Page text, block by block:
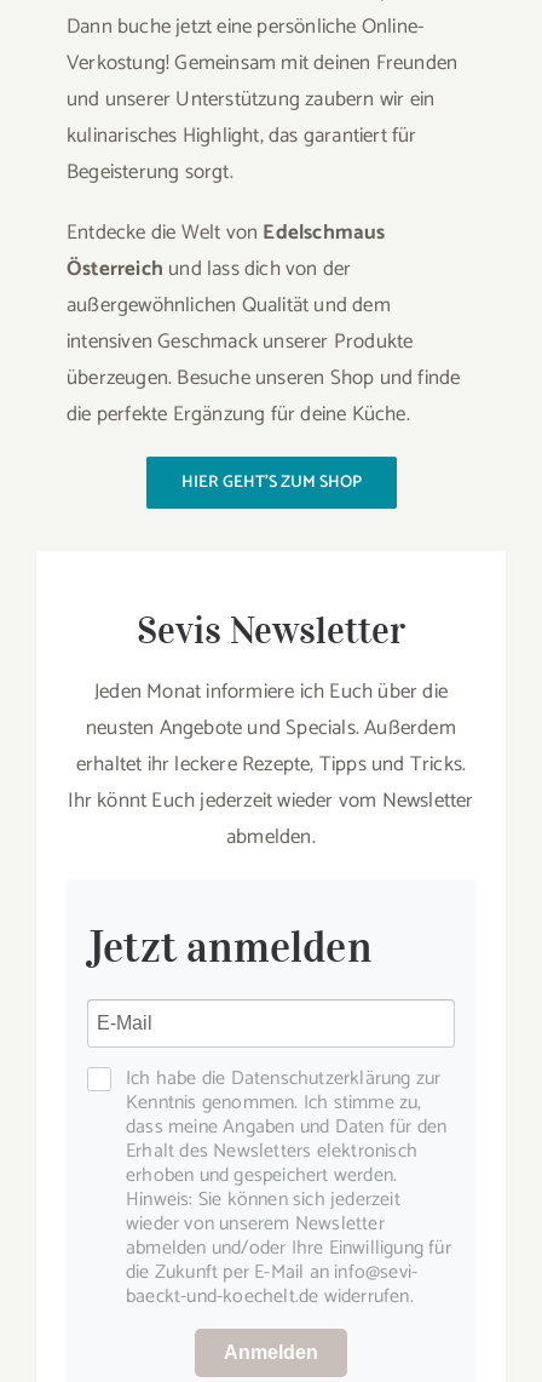
Dann buche jetzt eine persönliche Online-
Verkostung! Gemeinsam mit deinen Freunden
und unserer Unterstützung zaubern wir ein
kulinarisches Highlight, das garantiert für
Begeisterung sorgt.
Entdecke die Welt von Edelschmaus
Österreich und lass dich von der
außergewöhnlichen Qualität und dem
intensiven Geschmack unserer Produkte
überzeugen. Besuche unseren Shop und finde
die perfekte Ergänzung für deine Küche.
HIER GEHT’S ZUM SHOP
Sevis Newsletter
Jeden Monat informiere ich Euch über die
neusten Angebote und Specials. Außerdem
erhaltet ihr leckere Rezepte, Tipps und Tricks.
Ihr könnt Euch jederzeit wieder vom Newsletter
abmelden.
Jetzt anmelden
Ich habe die Datenschutzerklärung zur
Kenntnis genommen. Ich stimme zu,
dass meine Angaben und Daten für den
Erhalt des Newsletters elektronisch
erhoben und gespeichert werden.
Hinweis: Sie können sich jederzeit
wieder von unserem Newsletter
abmelden und/oder Ihre Einwilligung für
die Zukunft per E-Mail an info@sevi-
baeckt-und-koechelt.de widerrufen.
Anmelden